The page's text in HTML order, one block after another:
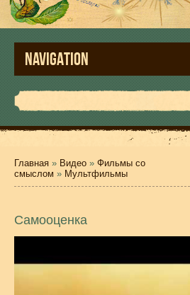
NAVIGATION
Главная » Видео » Фильмы со
смыслом » Мультфильмы
Самооценка